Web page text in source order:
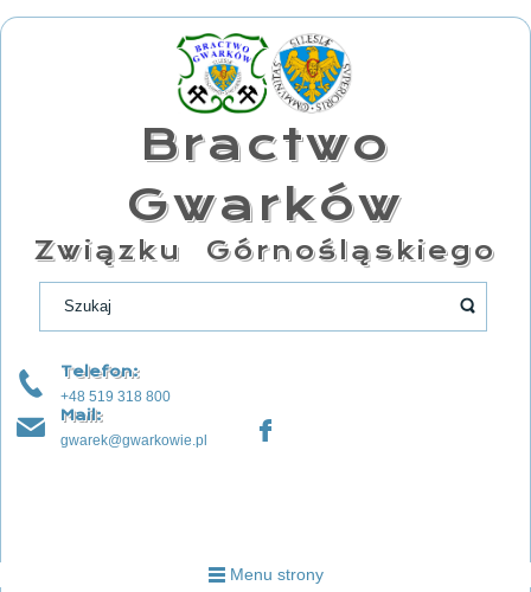
Bractwo
Gwarków
Związku Górnośląskiego
Telefon:
+48 519 318 800
Mail:
gwarek@gwarkowie.pl
Menu strony